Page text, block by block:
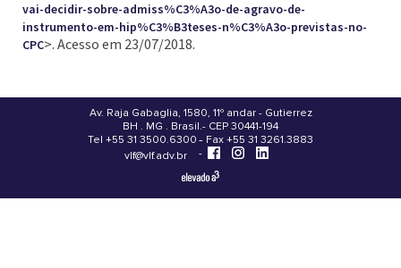
vai-decidir-sobre-admiss%C3%A3o-de-agravo-de-
instrumento-em-hip%C3%B3teses-n%C3%A3o-previstas-no-
CPC>. Acesso em 23/07/2018.
Av. Raja Gabaglia, 1580, 11º andar - Gutierrez
.
BH . MG . Brasil - CEP 30441-194
-
Tel +55 31 3500.6300 - Fax +55 31 3261.3883
-
vlf@vlf.adv.br